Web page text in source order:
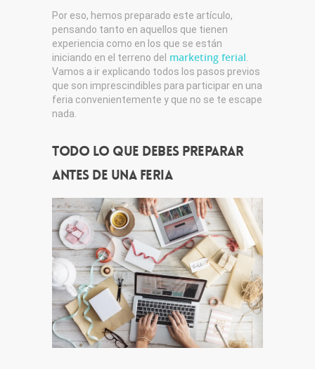
Por eso, hemos preparado este artículo,
pensando tanto en aquellos que tienen
experiencia como en los que se están
iniciando en el terreno del marketing ferial
Vamos a ir explicando todos los pasos previos
que son imprescindibles para participar en una
feria convenientemente y que no se te escape
nada.
Todo lo que debes preparar
antes de una feria